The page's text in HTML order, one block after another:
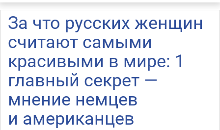
За что русских женщин
считают самыми
красивыми в мире: 1
главный секрет —
мнение немцев
и американцев